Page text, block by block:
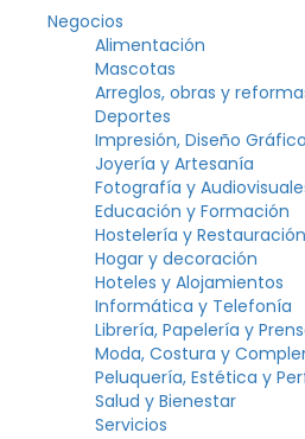
Negocios
Alimentación
Mascotas
Arreglos, obras y
Deportes
Impresión, Diseño
Joyería y Artesanía
Fotografía y
Educación y Formación
Hostelería y Restauración
Hogar y decoración
Hoteles y Alojamientos
Informática y Telefonía
Librería, Papelería y
Moda, Costura y
Peluquería, Estética y
Salud y Bienestar
Servicios